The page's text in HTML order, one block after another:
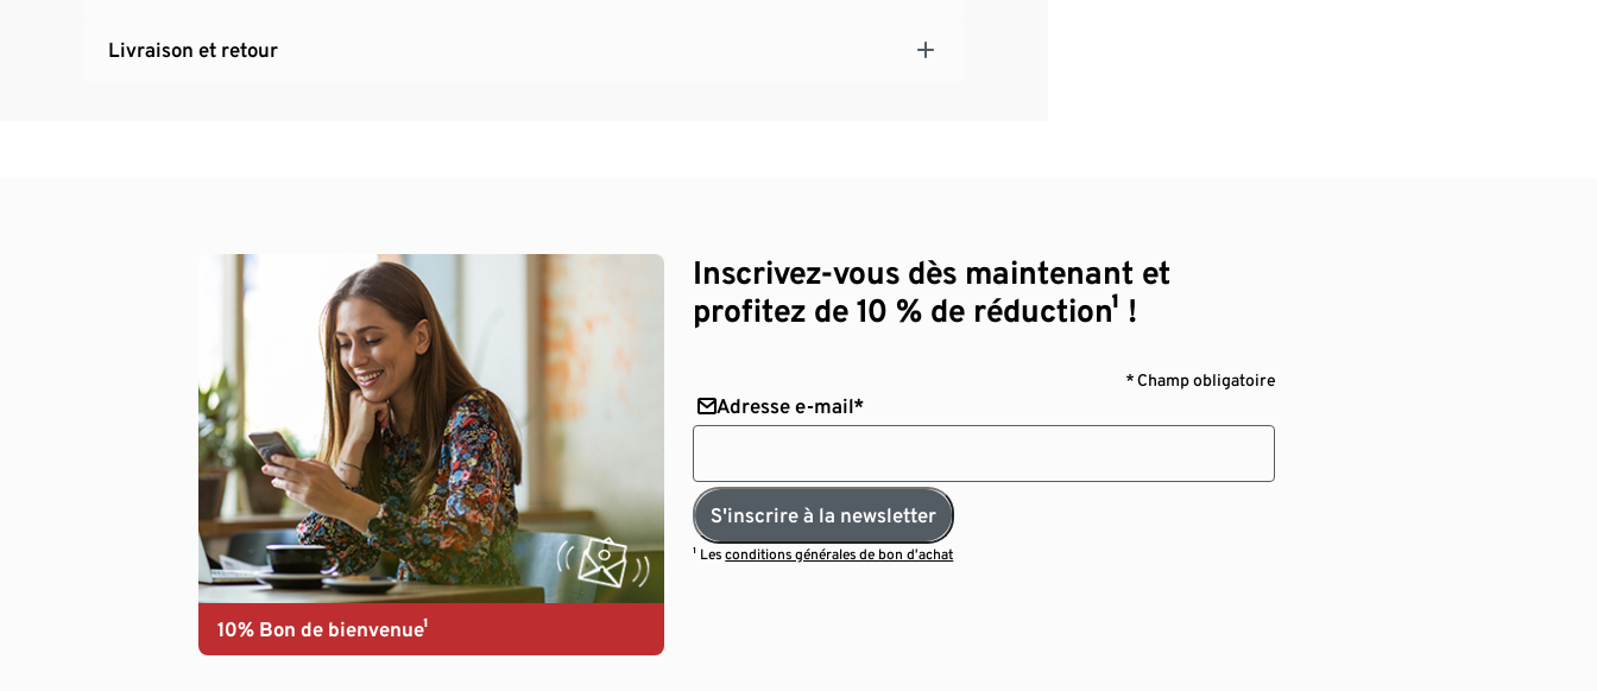
Livraison et retour
10% Bon de bienvenue¹
Inscrivez-vous dès maintenant et
profitez de 10 % de réduction¹ !
* Champ obligatoire
Adresse e-mail*
S'inscrire à la newsletter
¹ Lesconditions générales de bon d’achat